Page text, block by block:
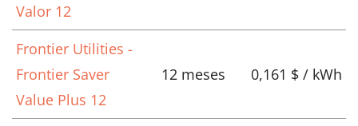
Valor 12
Frontier Utilities -
Frontier Saver
Value Plus 12
12 meses 0,161 $ / kWh